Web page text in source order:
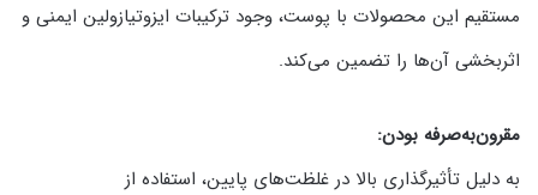
مستقیم این محصولات با پوست، وجود ترکیبات ایزوتیازولین ایمنی و
اثربخشی آن‌ها را تضمین می‌کند.
مقرون‌به‌صرفه بودن:
به دلیل تأثیرگذاری بالا در غلظت‌های پایین، استفاده از